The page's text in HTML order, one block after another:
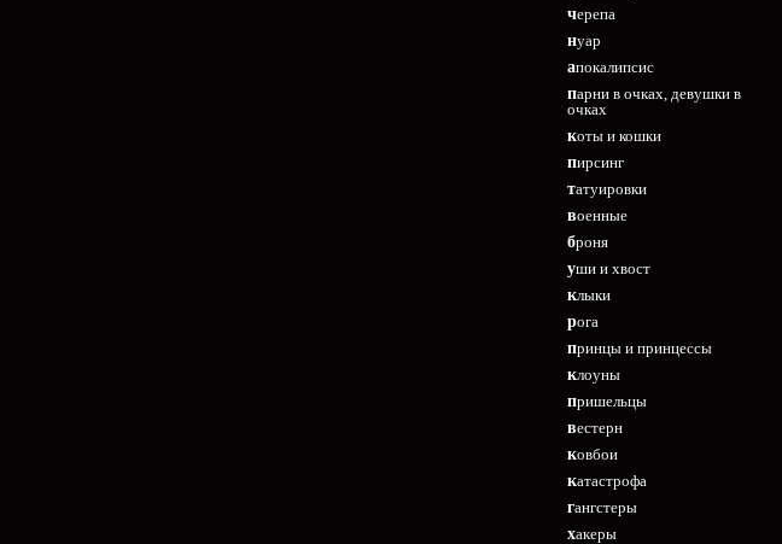
черепа
нуар
апокалипсис
парни в очках, девушки в
очках
коты и кошки
пирсинг
татуировки
военные
броня
уши и хвост
клыки
рога
принцы и принцессы
клоуны
пришельцы
вестерн
ковбои
катастрофа
гангстеры
хакеры